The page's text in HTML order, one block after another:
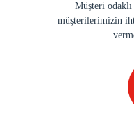
Müşteri odaklı
müşterilerimizin